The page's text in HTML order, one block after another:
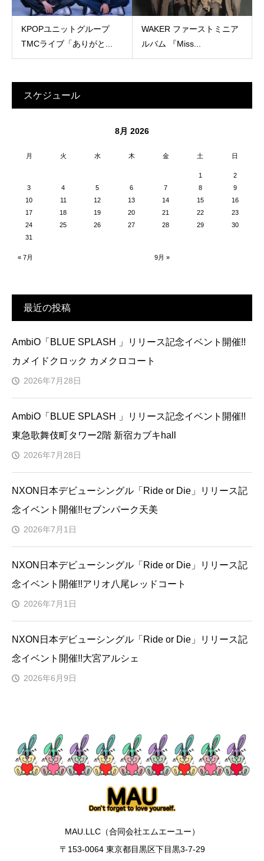
KPOPユニットグループ
TMCライブ「ありがと...
WAKER ファーストミニア
ルバム 『Miss...
スケジュール
8月 2026
月 火 水 木 金 土 日
1
2
3
4 5 6 7 8
9
10
11 12 13 14 15
16
17
18 19 20 21 22
23
24
25 26 27 28 29
30
31
« 7月 9月 »
最近の投稿
AmbiO「BLUE SPLASH 」リリース記念イベント開催!!
カメイドクロック カメクロコート
2026年7月28日
AmbiO「BLUE SPLASH 」リリース記念イベント開催!!
東急歌舞伎町タワー2階 新宿カブキhall
2026年7月28日
NXON日本デビューシングル「Ride or Die」リリース記
念イベント開催!!セブンパーク天美
2026年7月1日
NXON日本デビューシングル「Ride or Die」リリース記
念イベント開催!!アリオ八尾レッドコート
2026年7月1日
NXON日本デビューシングル「Ride or Die」リリース記
念イベント開催!!大宮アルシェ
2026年6月9日
MAU.LLC（合同会社エムエーユー）
〒153-0064 東京都目黒区下目黒3-7-29